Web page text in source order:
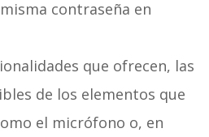
contraseña en
que ofrecen, las
de los elementos que
el micrófono o, en